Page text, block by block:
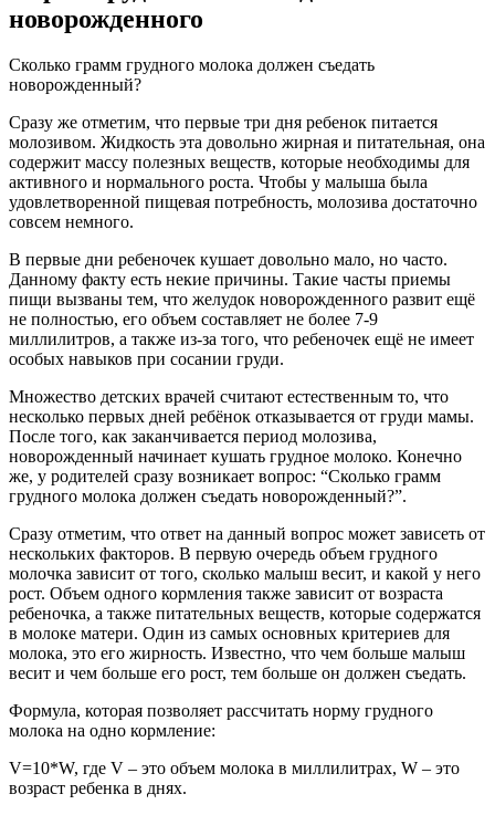
новорожденного
Сколько грамм грудного молока должен съедать
новорожденный?
Сразу же отметим, что первые три дня ребенок питается
молозивом. Жидкость эта довольно жирная и питательная, она
содержит массу полезных веществ, которые необходимы для
активного и нормального роста. Чтобы у малыша была
удовлетворенной пищевая потребность, молозива достаточно
совсем немного.
В первые дни ребеночек кушает довольно мало, но часто.
Данному факту есть некие причины. Такие часты приемы
пищи вызваны тем, что желудок новорожденного развит ещё
не полностью, его объем составляет не более 7-9
миллилитров, а также из-за того, что ребеночек ещё не имеет
особых навыков при сосании груди.
Множество детских врачей считают естественным то, что
несколько первых дней ребёнок отказывается от груди мамы.
После того, как заканчивается период молозива,
новорожденный начинает кушать грудное молоко. Конечно
же, у родителей сразу возникает вопрос: “Сколько грамм
грудного молока должен съедать новорожденный?”.
Сразу отметим, что ответ на данный вопрос может зависеть от
нескольких факторов. В первую очередь объем грудного
молочка зависит от того, сколько малыш весит, и какой у него
рост. Объем одного кормления также зависит от возраста
ребеночка, а также питательных веществ, которые содержатся
в молоке матери. Один из самых основных критериев для
молока, это его жирность. Известно, что чем больше малыш
весит и чем больше его рост, тем больше он должен съедать.
Формула, которая позволяет рассчитать норму грудного
молока на одно кормление:
V=10*W, где V – это объем молока в миллилитрах, W – это
возраст ребенка в днях.